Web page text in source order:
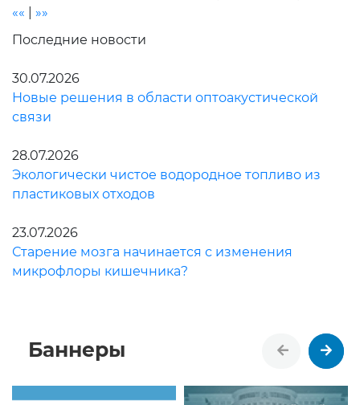
««
»»
Последние новости
30.07.2026
Новые решения в области оптоакустической
связи
28.07.2026
Экологически чистое водородное топливо из
пластиковых отходов
23.07.2026
Старение мозга начинается с изменения
микрофлоры кишечника?
Баннеры